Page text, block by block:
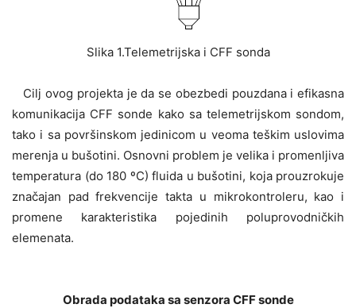
Slika 1.Telemetrijska i CFF sonda
Cilj ovog projekta je da se obezbedi pouzdana i efikasna
komunikacija CFF sonde kako sa telemetrijskom sondom,
tako i sa površinskom jedinicom u veoma teškim uslovima
merenja u bušotini. Osnovni problem je velika i promenljiva
temperatura (do 180 ºC) fluida u bušotini, koja prouzrokuje
značajan pad frekvencije takta u mikrokontroleru, kao i
promene karakteristika pojedinih poluprovodničkih
elemenata.
Obrada podataka sa senzora CFF sonde